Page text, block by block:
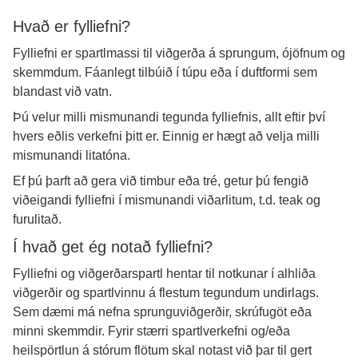
Hvað er fylliefni?
Fylliefni er spartlmassi til viðgerða á sprungum, ójöfnum og
skemmdum. Fáanlegt tilbúið í túpu eða í duftformi sem
blandast við vatn.
Þú velur milli mismunandi tegunda fylliefnis, allt eftir því
hvers eðlis verkefni þitt er. Einnig er hægt að velja milli
mismunandi litatóna.
Ef þú þarft að gera við timbur eða tré, getur þú fengið
viðeigandi fylliefni í mismunandi viðarlitum, t.d. teak og
furulitað.
Í hvað get ég notað fylliefni?
Fylliefni og viðgerðarspartl hentar til notkunar í alhliða
viðgerðir og spartlvinnu á flestum tegundum undirlags.
Sem dæmi má nefna sprunguviðgerðir, skrúfugöt eða
minni skemmdir. Fyrir stærri spartlverkefni og/eða
heilspörtlun á stórum flötum skal notast við þar til gert